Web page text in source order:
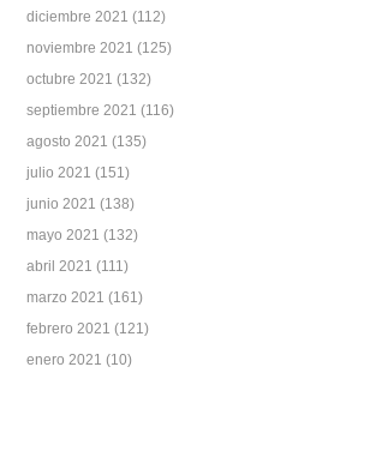
diciembre 2021 (112)
noviembre 2021 (125)
octubre 2021 (132)
septiembre 2021 (116)
agosto 2021 (135)
julio 2021 (151)
junio 2021 (138)
mayo 2021 (132)
abril 2021 (111)
marzo 2021 (161)
febrero 2021 (121)
enero 2021 (10)